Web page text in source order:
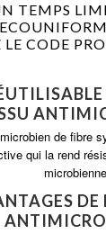
TEMPS
LE CODE
de fibre
qui la rend